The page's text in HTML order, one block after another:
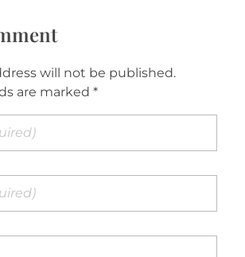
will not be published.
are marked *